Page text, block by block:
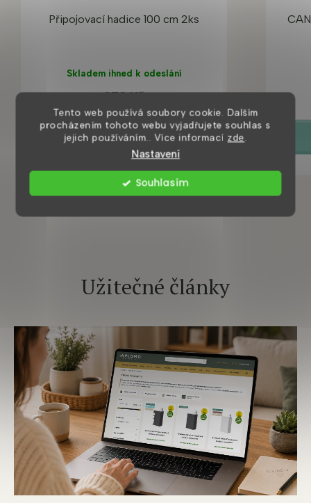
Tento web používá soubory cookie. Dalším
procházením tohoto webu vyjadřujete souhlas s
jejich používáním.. Více informací zde
Nastavení
Souhlasím
Připojovací hadice 100 cm 2ks
Skladem ihned k odeslání
270 Kč
DETAIL
Užitečné články